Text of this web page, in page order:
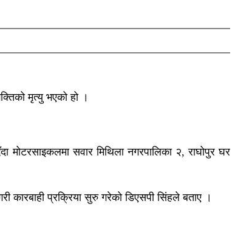
मृत्यु भएको हो ।
सवार मिथिला नगरपालिका २, राघोपुर घर
कारबाही प्रक्रिया सुरु गरेको डिएसपी सिंहले बताए ।